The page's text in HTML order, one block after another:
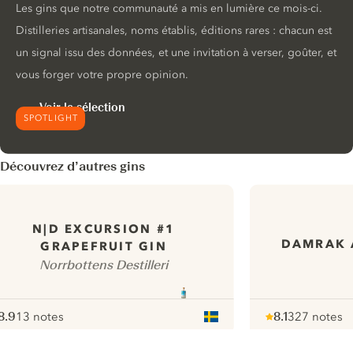
SPOTLIGHT
Les gins que notre communauté a mis en lumière ce mois-ci.
Distilleries artisanales, noms établis, éditions rares : chacun est
un signal issu des données, et une invitation à verser, goûter, et
vous forger votre propre opinion.
Voir la sélection
Découvrez d’autres gins
N|D EXCURSION #1
GRAPEFRUIT GIN
Norrbottens Destilleri
13 notes
DAMRAK
8.1327 notes